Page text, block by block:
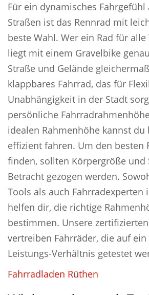
Für ein dynamisches
Straßen ist das Rennrad mit
beste Wahl. Wer ein Rad für
liegt mit einem Gravelbike
Straße und Gelände
klappbares Fahrrad, das für
Unabhängigkeit in der Stadt
persönliche
idealen Rahmenhöhe kannst du
effizient fahren. Um den besten
finden, sollten Körpergröße und
Betracht gezogen werden.
Tools als auch Fahrradexperten
helfen dir, die richtige
bestimmen. Unsere
vertreiben Fahrräder, die auf
Leistungs-Verhältnis getestet
Fahrradladen Rüthen